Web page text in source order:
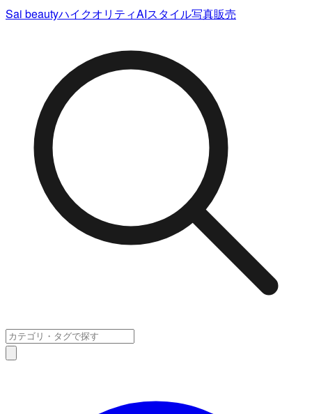
Sai beautyハイクオリティAIスタイル写真販売